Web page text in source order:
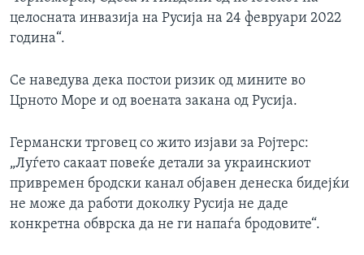
целосната инвазија на Русија на 24 февруари 2022
година“.
Се наведува дека постои ризик од мините во
Црното Море и од воената закана од Русија.
Германски трговец со жито изјави за Ројтерс:
„Луѓето сакаат повеќе детали за украинскиот
привремен бродски канал објавен денеска бидејќи
не може да работи доколку Русија не даде
конкретна обврска да не ги напаѓа бродовите“.